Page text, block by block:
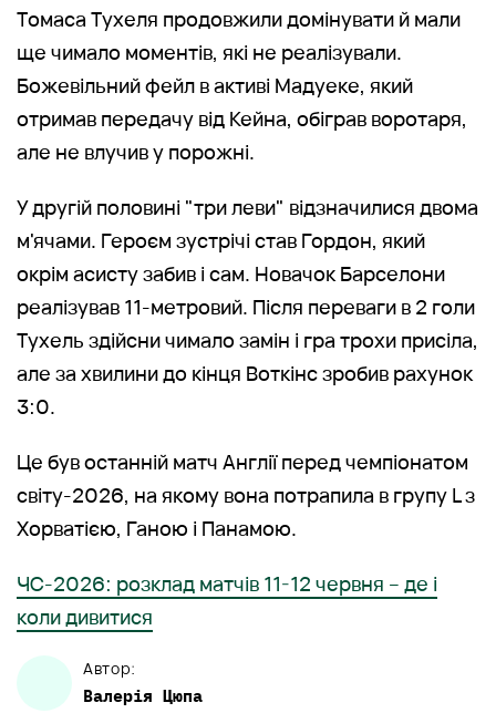
Томаса Тухеля продовжили домінувати й мали
ще чимало моментів, які не реалізували.
Божевільний фейл в активі Мадуеке, який
отримав передачу від Кейна, обіграв воротаря,
але не влучив у порожні.
У другій половині "три леви" відзначилися двома
м'ячами. Героєм зустрічі став Гордон, який
окрім асисту забив і сам. Новачок Барселони
реалізував 11-метровий. Після переваги в 2 голи
Тухель здійсни чимало замін і гра трохи присіла,
але за хвилини до кінця Воткінс зробив рахунок
3:0.
Це був останній матч Англії перед чемпіонатом
світу-2026, на якому вона потрапила в групу L з
Хорватією, Ганою і Панамою.
ЧС-2026: розклад матчів 11-12 червня – де і
коли дивитися
Автор:
Валерія Цюпа